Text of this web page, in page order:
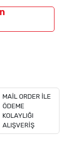
MAİL ORDER İLE
ÖDEME
KOLAYLIĞI
ALIŞVERİŞ